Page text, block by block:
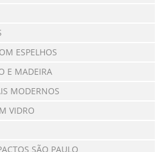
ESPELHOS
E MADEIRA
MODERNOS
VIDRO
SÃO PAULO